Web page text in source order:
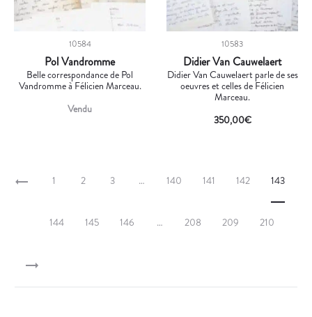
10584
Pol Vandromme
Belle correspondance de Pol
Vandromme à Félicien Marceau.
Vendu
10583
Didier Van Cauwelaert
Didier Van Cauwelaert parle de ses
oeuvres et celles de Félicien
Marceau.
350,00€
1 2 3 … 140 141 142 143
144 145 146 … 208 209 210